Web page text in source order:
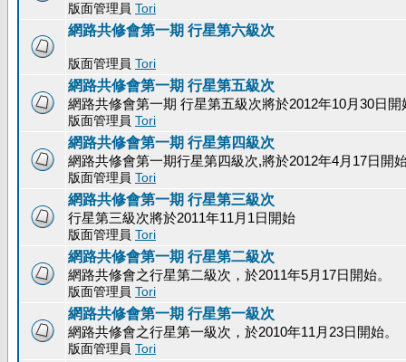
版面管理員 Tori
網路共修會第一期 行星第六級次
版面管理員 Tori
網路共修會第一期 行星第五級次
網路共修會第一期 行星第五級次將於2012年10月30日開
版面管理員 Tori
網路共修會第一期 行星第四級次
網路共修會第一期行星第四級次,將於2012年4月17日開
版面管理員 Tori
網路共修會第一期 行星第三級次
行星第三級次將於2011年11月1日開始
版面管理員 Tori
網路共修會第一期 行星第二級次
網路共修會之行星第二級次，於2011年5月17日開始。
版面管理員 Tori
網路共修會第一期 行星第一級次
網路共修會之行星第一級次，於2010年11月23日開始。
版面管理員 Tori